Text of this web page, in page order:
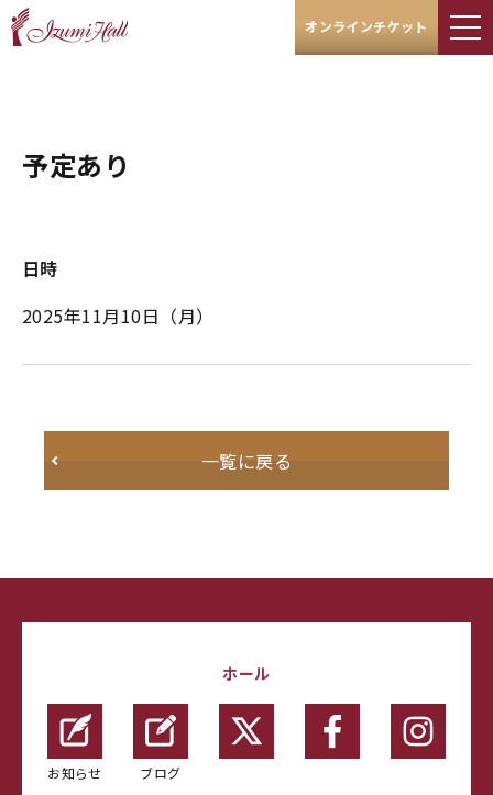
オンラインチケット
予定あり
日時
2025年11月10日 （月）
一覧に戻る
ホール
お知らせ ブログ